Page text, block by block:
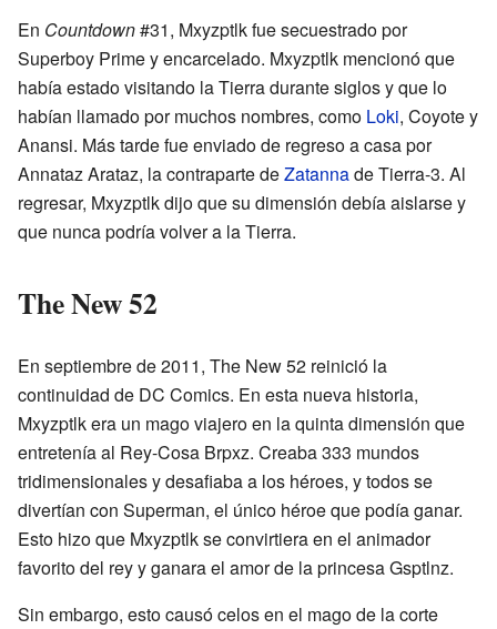
En Countdown#31, Mxyzptlk fue secuestrado por
Superboy Prime y encarcelado. Mxyzptlk mencionó que
había estado visitando la Tierra durante siglos y que lo
habían llamado por muchos nombres, como Loki, Coyote y
Anansi. Más tarde fue enviado de regreso a casa por
Annataz Arataz, la contraparte deZatannade Tierra-3. Al
regresar, Mxyzptlk dijo que su dimensión debía aislarse y
que nunca podría volver a la Tierra.
The New 52
En septiembre de 2011, The New 52 reinició la
continuidad de DC Comics. En esta nueva historia,
Mxyzptlk era un mago viajero en la quinta dimensión que
entretenía al Rey-Cosa Brpxz. Creaba 333 mundos
tridimensionales y desafiaba a los héroes, y todos se
divertían con Superman, el único héroe que podía ganar.
Esto hizo que Mxyzptlk se convirtiera en el animador
favorito del rey y ganara el amor de la princesa Gsptlnz.
Sin embargo, esto causó celos en el mago de la corte